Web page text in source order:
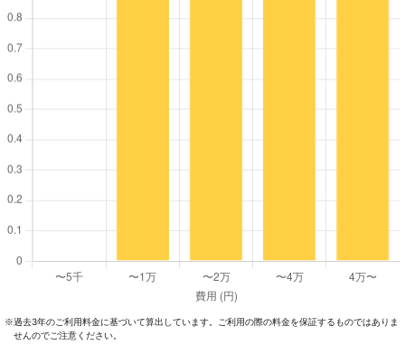
※過去3年のご利⽤料⾦に基づいて算出しています。ご利⽤の際の料⾦を保証するものではありま
せんのでご注意ください。